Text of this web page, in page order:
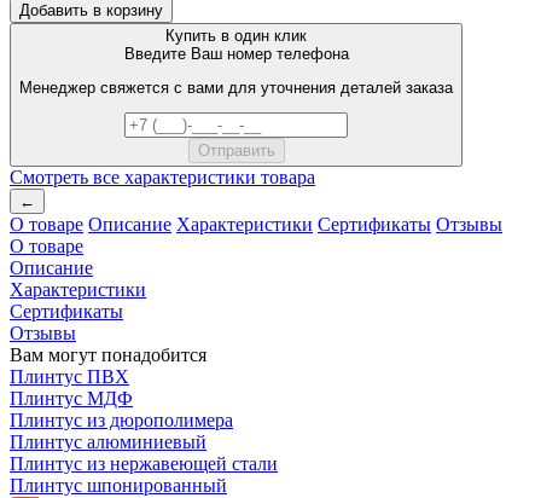
Добавить в корзину
Купить в один клик
Введите Ваш номер телефона
Менеджер свяжется с вами для уточнения деталей заказа
Смотреть все характеристики товара
←
О товаре Описание Характеристики Сертификаты Отзывы
О товаре
Описание
Характеристики
Сертификаты
Отзывы
Вам могут понадобится
Плинтус ПВХ
Плинтус МДФ
Плинтус из дюрополимера
Плинтус алюминиевый
Плинтус из нержавеющей стали
Плинтус шпонированный